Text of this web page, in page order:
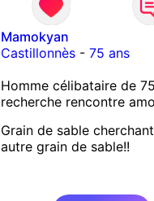
Mamokyan
Castillonnès- 75 ans
Homme célibataire de
recherche rencontre
Grain de sable
autre grain de sable!!